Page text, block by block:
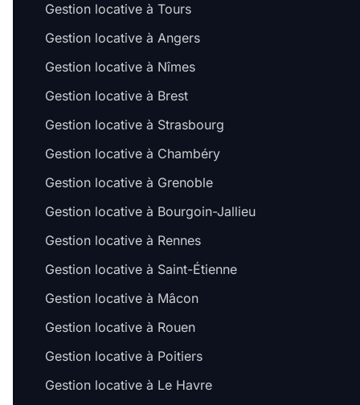
Gestion locative à Tours
Gestion locative à Angers
Gestion locative à Nîmes
Gestion locative à Brest
Gestion locative à Strasbourg
Gestion locative à Chambéry
Gestion locative à Grenoble
Gestion locative à Bourgoin-Jallieu
Gestion locative à Rennes
Gestion locative à Saint-Étienne
Gestion locative à Mâcon
Gestion locative à Rouen
Gestion locative à Poitiers
Gestion locative à Le Havre